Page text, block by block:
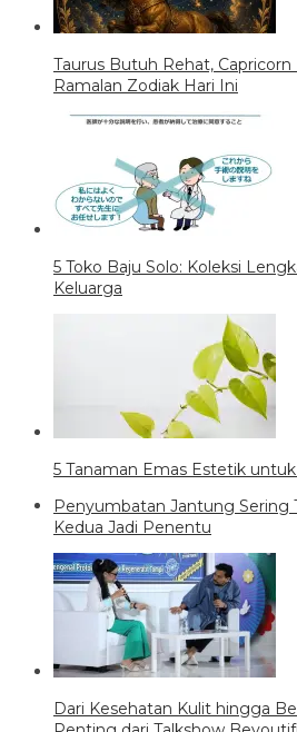
Taurus Butuh Rehat, Capricorn
Ramalan Zodiak Hari Ini
5 Toko Baju Solo: Koleksi
Keluarga
5 Tanaman Emas Estetik
Penyumbatan Jantung Sering
Kedua Jadi Penentu
Dari Kesehatan Kulit hingga